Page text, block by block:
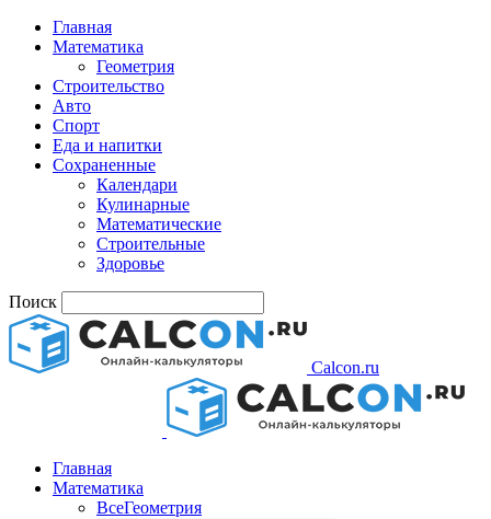
Главная
Математика
Геометрия
Строительство
Авто
Спорт
Еда и напитки
Сохраненные
Календари
Кулинарные
Математические
Строительные
Здоровье
Поиск
Calcon.ru
Главная
Математика
ВсеГеометрия